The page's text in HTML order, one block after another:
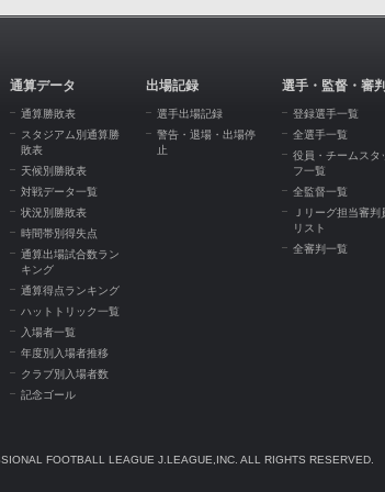
通算データ
通算勝敗表
スタジアム別通算勝
敗表
天候別勝敗表
対戦データ一覧
状況別勝敗表
時間帯別得失点
通算出場試合数ラン
キング
通算得点ランキング
ハットトリック一覧
入場者一覧
年度別入場者推移
クラブ別入場者数
記念ゴール
出場記録
選手出場記録
警告・退場・出場停
止
選手・監督・審判
登録選手一覧
全選手一覧
役員・チームスタ
フ一覧
全監督一覧
Ｊリーグ担当審判
リスト
全審判一覧
FOOTBALL LEAGUE J.LEAGUE,INC. ALL RIGHTS RESERVED.